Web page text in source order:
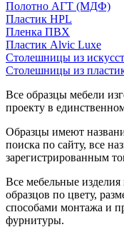
Полотно АГТ (МДФ)
Пластик HPL
Пленка ПВХ
Пластик Alvic Luxe
Столешницы из
Столешницы из
Все образцы мебели
проекту в
Образцы имеют
поиска по сайту, все
зарегистрированным
Все мебельные изделия
образцов по цвету,
способами монтажа и
фурнитуры.